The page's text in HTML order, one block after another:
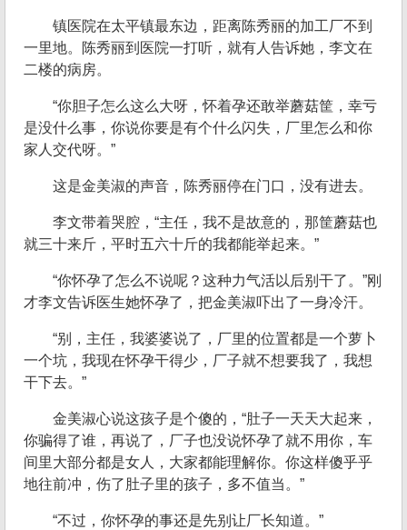
镇医院在太平镇最东边，距离陈秀丽的加工厂不到
一里地。陈秀丽到医院一打听，就有人告诉她，李文在
二楼的病房。
“你胆子怎么这么大呀，怀着孕还敢举蘑菇筐，幸亏
是没什么事，你说你要是有个什么闪失，厂里怎么和你
家人交代呀。”
这是金美淑的声音，陈秀丽停在门口，没有进去。
李文带着哭腔，“主任，我不是故意的，那筐蘑菇也
就三十来斤，平时五六十斤的我都能举起来。”
“你怀孕了怎么不说呢？这种力气活以后别干了。”刚
才李文告诉医生她怀孕了，把金美淑吓出了一身冷汗。
“别，主任，我婆婆说了，厂里的位置都是一个萝卜
一个坑，我现在怀孕干得少，厂子就不想要我了，我想
干下去。”
金美淑心说这孩子是个傻的，“肚子一天天大起来，
你骗得了谁，再说了，厂子也没说怀孕了就不用你，车
间里大部分都是女人，大家都能理解你。你这样傻乎乎
地往前冲，伤了肚子里的孩子，多不值当。”
“不过，你怀孕的事还是先别让厂长知道。”